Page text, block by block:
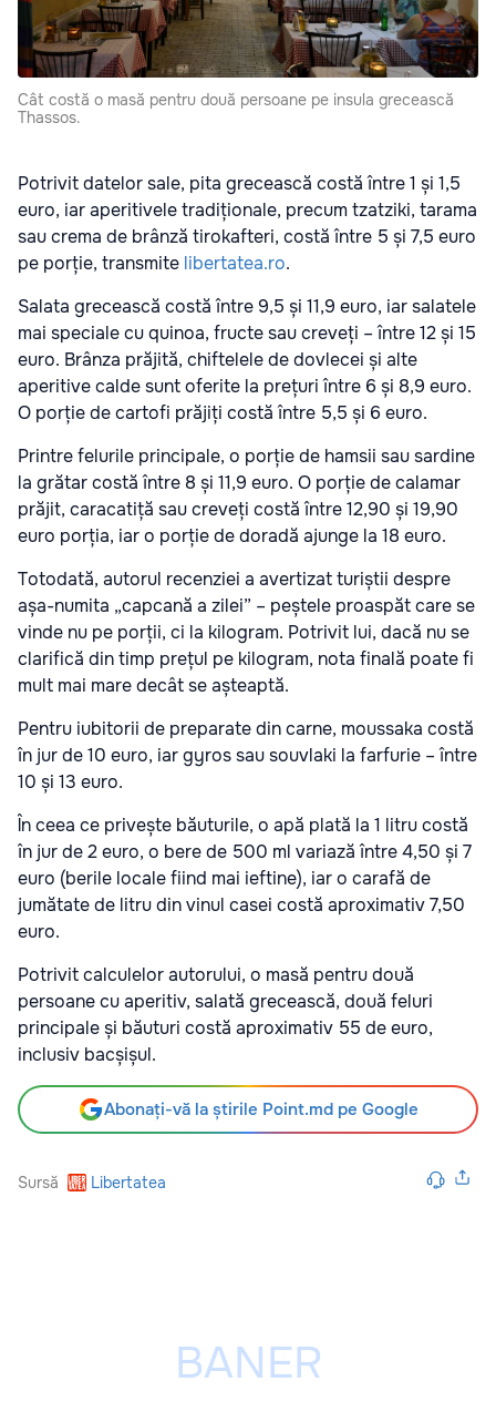
Cât costă o masă pentru două persoane pe insula grecească
Thassos.
Potrivit datelor sale, pita grecească costă între 1 și 1,5
euro, iar aperitivele tradiționale, precum tzatziki, tarama
sau crema de brânză tirokafteri, costă între 5 și 7,5 euro
pe porție, transmite libertatea.ro.
Salata grecească costă între 9,5 și 11,9 euro, iar salatele
mai speciale cu quinoa, fructe sau creveți – între 12 și 15
euro. Brânza prăjită, chiftelele de dovlecei și alte
aperitive calde sunt oferite la prețuri între 6 și 8,9 euro.
O porție de cartofi prăjiți costă între 5,5 și 6 euro.
Printre felurile principale, o porție de hamsii sau sardine
la grătar costă între 8 și 11,9 euro. O porție de calamar
prăjit, caracatiță sau creveți costă între 12,90 și 19,90
euro porția, iar o porție de doradă ajunge la 18 euro.
Totodată, autorul recenziei a avertizat turiștii despre
așa-numita „capcană a zilei” – peștele proaspăt care se
vinde nu pe porții, ci la kilogram. Potrivit lui, dacă nu se
clarifică din timp prețul pe kilogram, nota finală poate fi
mult mai mare decât se așteaptă.
Pentru iubitorii de preparate din carne, moussaka costă
în jur de 10 euro, iar gyros sau souvlaki la farfurie – între
10 și 13 euro.
În ceea ce privește băuturile, o apă plată la 1 litru costă
în jur de 2 euro, o bere de 500 ml variază între 4,50 și 7
euro (berile locale fiind mai ieftine), iar o carafă de
jumătate de litru din vinul casei costă aproximativ 7,50
euro.
Potrivit calculelor autorului, o masă pentru două
persoane cu aperitiv, salată grecească, două feluri
principale și băuturi costă aproximativ 55 de euro,
inclusiv bacșișul.
Abonați-vă la știrile Point.md pe Google
Sursă Libertatea